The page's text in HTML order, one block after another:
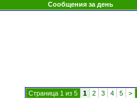
Сообщения за день
Страница 1 из 5 1 2 3 4 5 >